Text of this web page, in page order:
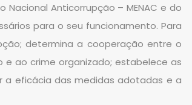
Anticorrupção – MENAC e do
para o seu funcionamento. Para
determina a cooperação entre o
e ao crime organizado; estabelece as
a eficácia das medidas adotadas e a